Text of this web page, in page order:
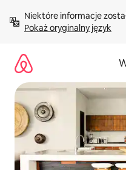
treści Pokaż oryginalny język